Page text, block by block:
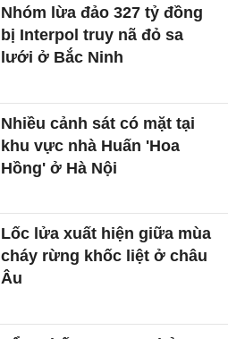
Nhóm lừa đảo 327 tỷ đồng
bị Interpol truy nã đỏ sa
lưới ở Bắc Ninh
Nhiều cảnh sát có mặt tại
khu vực nhà Huấn 'Hoa
Hồng' ở Hà Nội
Lốc lửa xuất hiện giữa mùa
cháy rừng khốc liệt ở châu
Âu